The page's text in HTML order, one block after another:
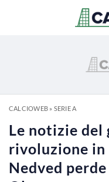
CALCIOWEB» SERIE A
Le notizie del
rivoluzione in
Nedved